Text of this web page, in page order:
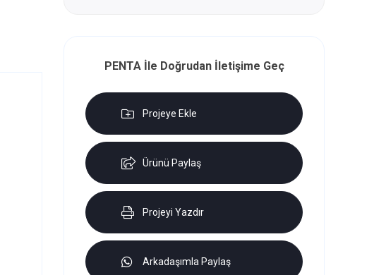
PENTA İle Doğrudan İletişime Geç
Projeye Ekle
Ürünü Paylaş
Projeyi Yazdır
Arkadaşımla Paylaş